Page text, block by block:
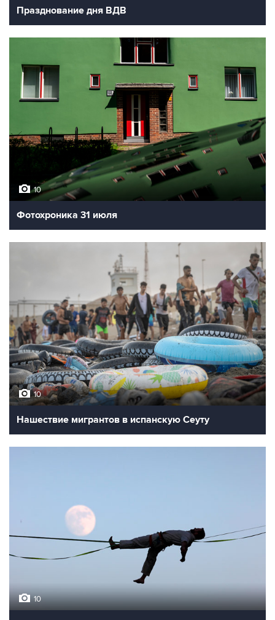
Празднование дня ВДВ
10
Фотохроника 31 июля
10
Нашествие мигрантов в испанскую Сеуту
10